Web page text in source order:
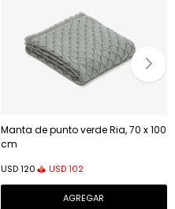
Manta de punto verde Ria, 70 x 100
cm
USD 120 USD 102